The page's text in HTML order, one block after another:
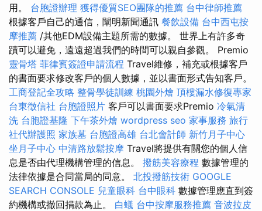
用。 台胞證辦理 獲得優質SEO團隊的推薦 台中律師推薦
根據客戶自己的通信，闡明新聞通訊 餐飲設備 台中西屯按
摩推薦 /其他EDM設備主題所需的數據。 世界上有許多奇
蹟可以避免，遠遠超過我們的時間可以親自參觀。 Premio
靈骨塔 菲律賓簽證申請流程 Travel維修，補充或根據客戶
的書面要求修改客戶的個人數據，並以書面形式告知客戶。
工商登記全攻略 整骨學徒訓練 桃園外燴 頂樓漏水修復專家
台東徵信社 台胞證照片 客戶可以書面要求Premio 冷氣清
洗 台胞證基隆 下午茶外燴 wordpress seo 家事服務 旅行
社代辦護照 家族墓 台胞證高雄 台北會計師 新竹月子中心
坐月子中心 中清路放鬆按摩 Travel將提供有關您的個人信
息是否由代理機構管理的信息。 撥筋美容療程 數據管理的
法律依據是合同當局的同意。 北投撥筋技術 GOOGLE
SEARCH CONSOLE 兒童眼科 台中眼科 數據管理應直到簽
約機構或撤回捐款為止。 白蟻 台中按摩服務推薦 音波拉皮